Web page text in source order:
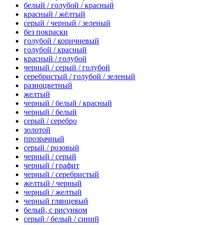
белый / голубой / красный
красный / жёлтый
серый / черный / зеленый
без покраски
голубой / коричневый
голубой / красный
красный / голубой
черный / серый / голубой
серебристый / голубой / зеленый
разноцветный
желтый
черный / белый / красный
черный / белый
серый / серебро
золотой
прозрачный
серый / розовый
черный / серый
черный / графит
черный / серебристый
желтый / черный
черный / желтый
черный глянцевый
белый, с рисунком
серый / белый / синий